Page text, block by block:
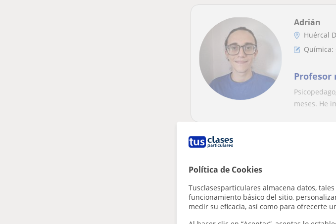
Política de Cookies
Tusclasesparticulares almacena datos,
funcionamiento básico del sitio,
medir su eficacia, así como para ofrecerte
Adrián
Huércal
Química:
meses. He
nivel